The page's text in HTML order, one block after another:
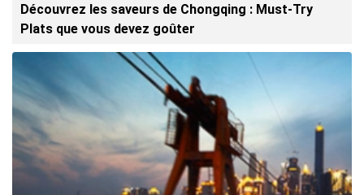
Découvrez les saveurs de Chongqing : Must-Try
Plats que vous devez goûter